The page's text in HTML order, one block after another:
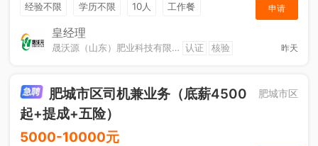
经验不限 学历不限 10人
工作餐
奖励计划
节日福利
申请
皇经理
晟沃源（山东）肥业科技有限公司 认证 核验 昨天
肥城市区司机兼业务（底薪4500
起+提成+五险）
肥城市区
5000-10000元